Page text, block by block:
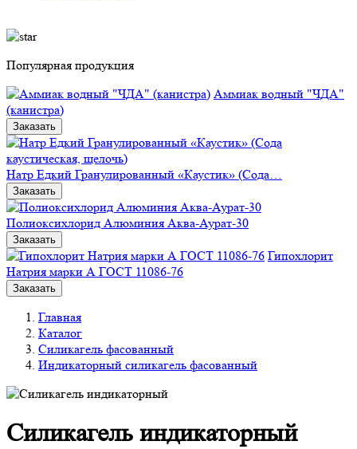
Популярная продукция
Аммиак водный "ЧДА"
(канистра)
Заказать
Натр Едкий Гранулированный «Каустик» (Сода…
Заказать
Полиоксихлорид Алюминия Аква-Аурат-30
Заказать
Гипохлорит
Натрия марки А ГОСТ 11086-76
Заказать
Главная
Каталог
Силикагель фасованный
Индикаторный силикагель фасованный
Силикагель индикаторный